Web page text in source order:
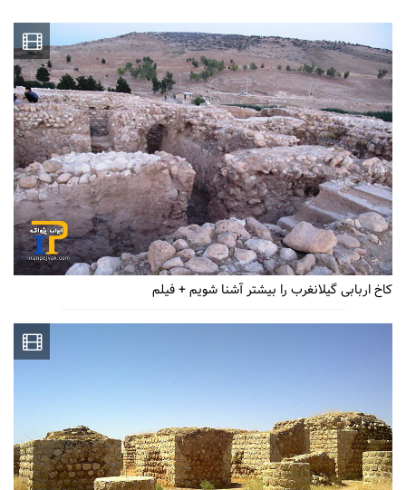
کاخ اربابی گیلانغرب را بیشتر آشنا شویم + فیلم